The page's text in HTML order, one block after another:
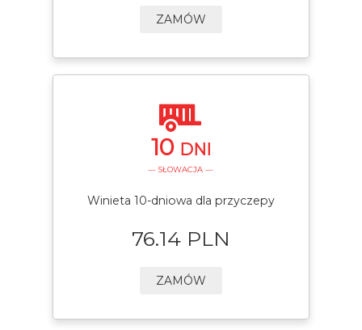
ZAMÓW
10 DNI
— SŁOWACJA —
Winieta 10-dniowa dla przyczepy
76.14 PLN
ZAMÓW